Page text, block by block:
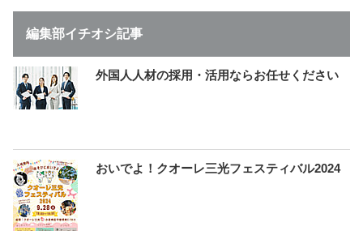
編集部イチオシ記事
外国人人材の採用・活用ならお任せください
おいでよ！クオーレ三光フェスティバル2024